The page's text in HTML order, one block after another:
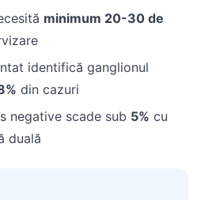
minimum 20-30 de
identifică ganglionul
din cazuri
negative scade sub 5% cu
duală